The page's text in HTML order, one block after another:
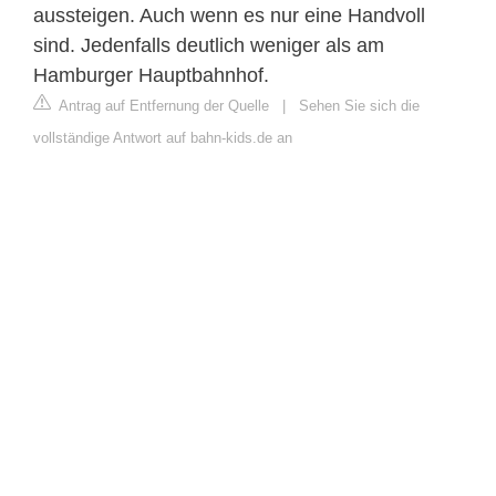
aussteigen. Auch wenn es nur eine Handvoll
sind. Jedenfalls deutlich weniger als am
Hamburger Hauptbahnhof.
Antrag auf Entfernung der Quelle
Sehen Sie sich die
vollständige Antwort auf bahn-kids.de an